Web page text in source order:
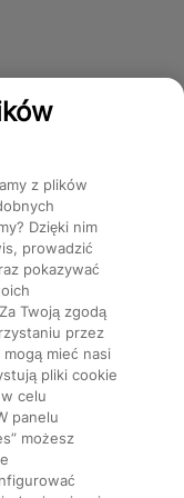
z plików
Dzięki nim
prowadzić
pokazywać
Twoją zgodą
przez
mieć nasi
pliki cookie
celu
panelu
możesz